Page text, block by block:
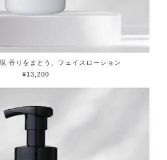
香りをまとう、フェイスローション
¥13,200